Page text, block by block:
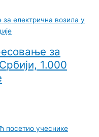
за
1.000